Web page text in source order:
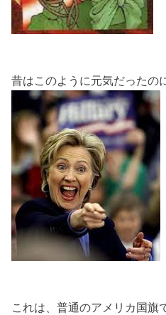
昔はこのように元気だったの
これは、普通のアメリカ国旗